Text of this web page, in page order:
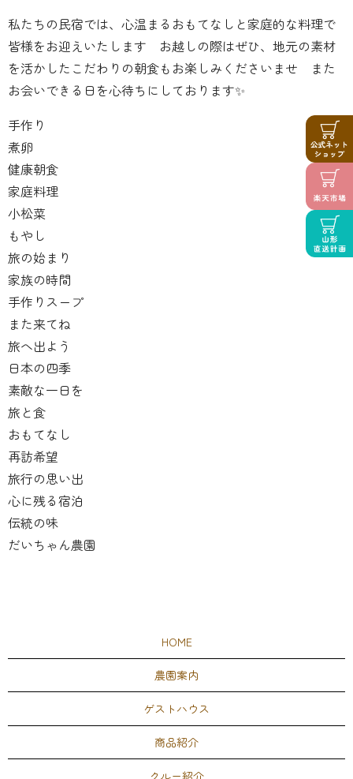
私たちの民宿では、心温まるおもてなしと家庭的な料理で
皆様をお迎えいたします お越しの際はぜひ、地元の素材
を活かしたこだわりの朝食もお楽しみくださいませ また
お会いできる日を心待ちにしております✨
手作り
煮卵
健康朝食
家庭料理
小松菜
もやし
旅の始まり
家族の時間
手作りスープ
また来てね
旅へ出よう
日本の四季
素敵な一日を
旅と食
おもてなし
再訪希望
旅行の思い出
心に残る宿泊
伝統の味
だいちゃん農園
HOME
農園案内
ゲストハウス
商品紹介